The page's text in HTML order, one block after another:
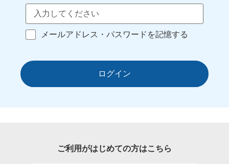
メールアドレス・パスワードを記憶する
ログイン
ご利用がはじめての方はこちら